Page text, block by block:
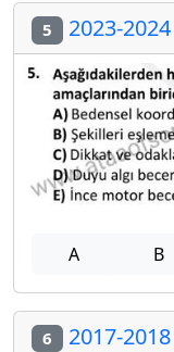
5 2023-2024
A B
6 2017-2018